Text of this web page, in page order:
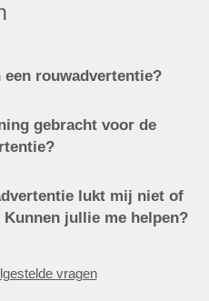
rouwadvertentie?
gebracht voor de
lukt mij niet of
jullie me helpen?
vragen